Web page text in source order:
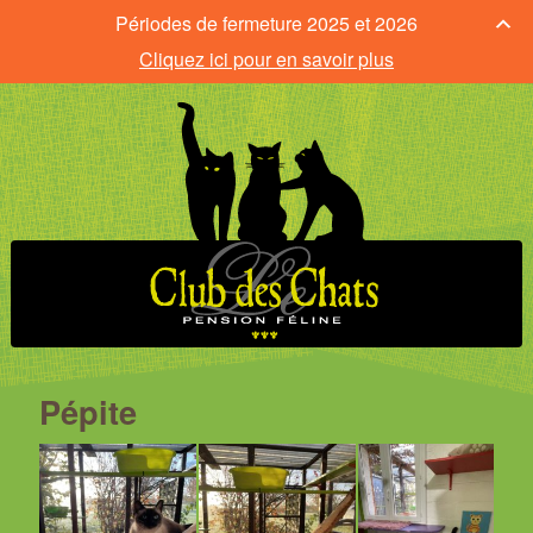
Pépite
Périodes de fermeture 2025 et 2026
Cliquez ici pour en savoir plus